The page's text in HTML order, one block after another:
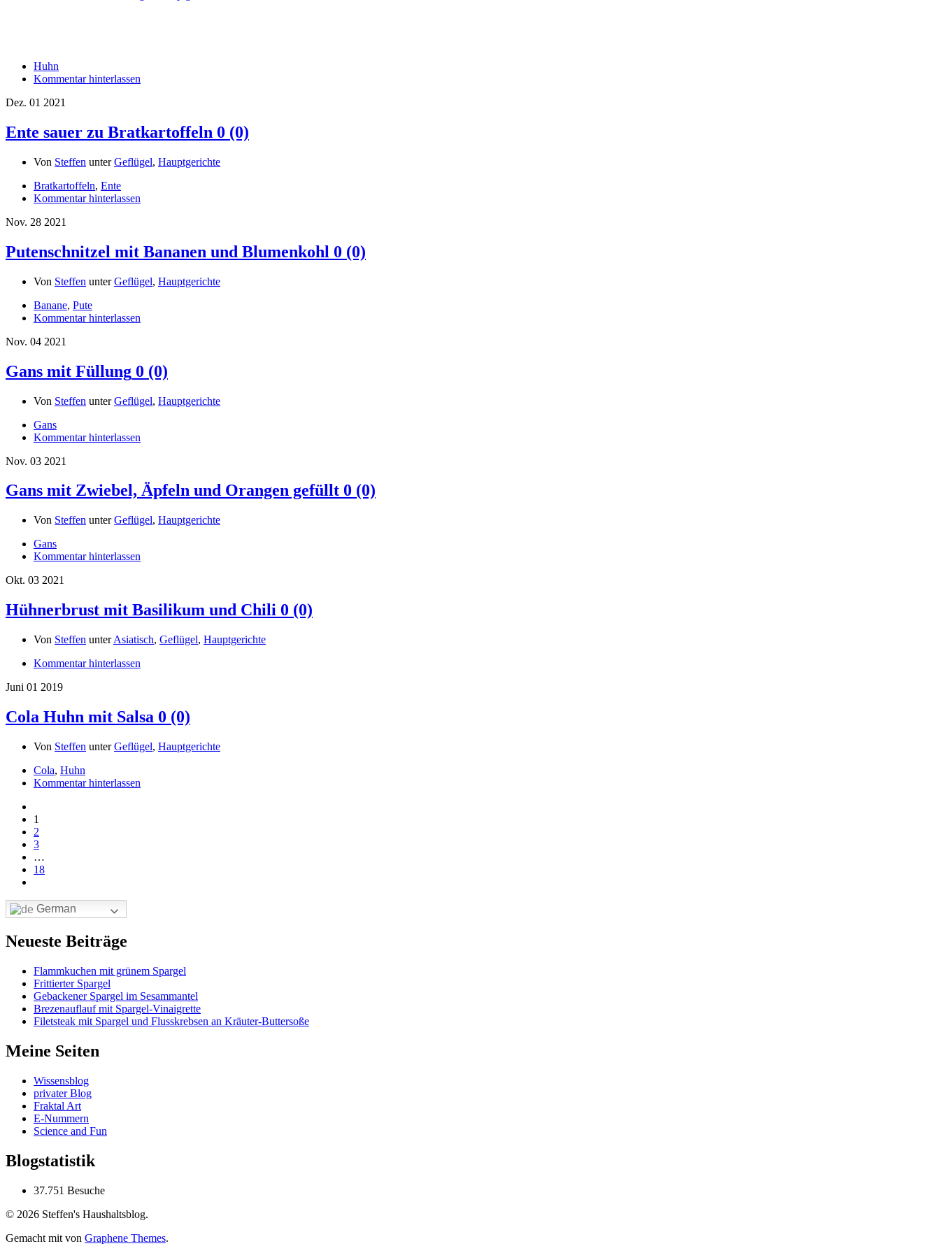
Huhn
Kommentar hinterlassen
Dez. 01 2021
Ente sauer zu Bratkartoffeln 0 (0)
Von Steffen unterGeflügel, Hauptgerichte
Bratkartoffeln, Ente
Kommentar hinterlassen
Nov. 28 2021
Putenschnitzel mit Bananen und Blumenkohl 0 (0)
Von Steffen unterGeflügel, Hauptgerichte
Banane, Pute
Kommentar hinterlassen
Nov. 04 2021
Gans mit Füllung 0 (0)
Von Steffen unterGeflügel, Hauptgerichte
Gans
Kommentar hinterlassen
Nov. 03 2021
Gans mit Zwiebel, Äpfeln und Orangen gefüllt 0 (0)
Von Steffen unterGeflügel, Hauptgerichte
Gans
Kommentar hinterlassen
Okt. 03 2021
Hühnerbrust mit Basilikum und Chili 0 (0)
Von Steffen unterAsiatisch, Geflügel, Hauptgerichte
Kommentar hinterlassen
Juni 01 2019
Cola Huhn mit Salsa 0 (0)
Von Steffen unterGeflügel, Hauptgerichte
Cola, Huhn
Kommentar hinterlassen
1
2
3
…
18
German
Neueste Beiträge
Flammkuchen mit grünem Spargel
Frittierter Spargel
Gebackener Spargel im Sesammantel
Brezenauflauf mit Spargel-Vinaigrette
Filetsteak mit Spargel und Flusskrebsen an Kräuter-Buttersoße
Meine Seiten
Wissensblog
privater Blog
Fraktal Art
E-Nummern
Science and Fun
Blogstatistik
37.751 Besuche
© 2026 Steffen's Haushaltsblog.
Gemacht mit von Graphene Themes.